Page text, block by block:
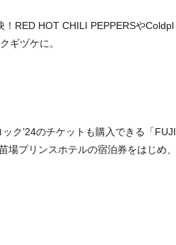
RED HOT CHILI PEPPERSやColdpl
ギヅケに。
ク’24のチケットも購入できる「FUJI
場プリンスホテルの宿泊券をはじめ、